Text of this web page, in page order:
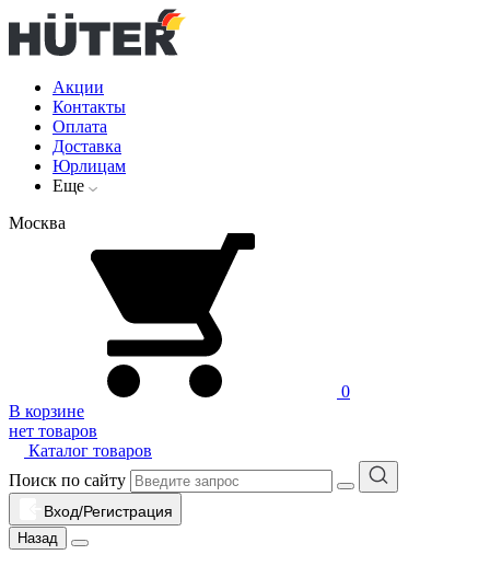
Акции
Контакты
Оплата
Доставка
Юрлицам
Еще
Москва
0
В корзине
нет товаров
Каталог товаров
Поиск по сайту
Вход/Регистрация
Назад